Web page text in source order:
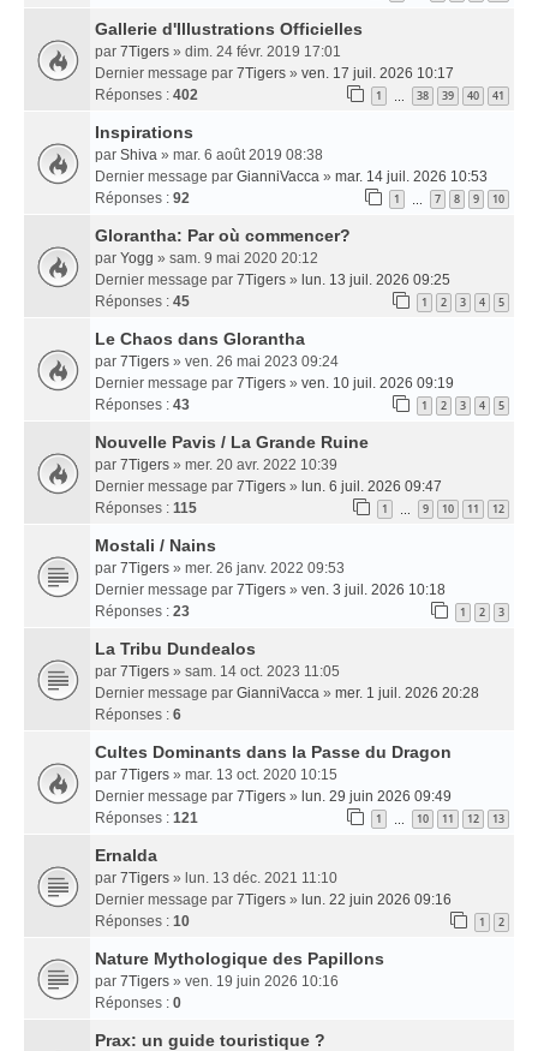
Gallerie d'Illustrations Officielles
par 7Tigers » dim. 24 févr. 2019 17:01
Dernier message par 7Tigers » ven. 17 juil. 2026 10:17
Réponses : 402 1 38 39 40 41
Inspirations
par Shiva » mar. 6 août 2019 08:38
Dernier message par GianniVacca » mar. 14 juil. 2026 10:53
Réponses : 92 1 7 8 9 10
Glorantha: Par où commencer?
par Yogg » sam. 9 mai 2020 20:12
Dernier message par 7Tigers » lun. 13 juil. 2026 09:25
Réponses : 45 1 2 3 4 5
Le Chaos dans Glorantha
par 7Tigers » ven. 26 mai 2023 09:24
Dernier message par 7Tigers » ven. 10 juil. 2026 09:19
Réponses : 43 1 2 3 4 5
Nouvelle Pavis / La Grande Ruine
par 7Tigers » mer. 20 avr. 2022 10:39
Dernier message par 7Tigers » lun. 6 juil. 2026 09:47
Réponses : 115 1 9 10 11 12
Mostali / Nains
par 7Tigers » mer. 26 janv. 2022 09:53
Dernier message par 7Tigers » ven. 3 juil. 2026 10:18
Réponses : 23 1 2 3
La Tribu Dundealos
par 7Tigers » sam. 14 oct. 2023 11:05
Dernier message par GianniVacca » mer. 1 juil. 2026 20:28
Réponses : 6
Cultes Dominants dans la Passe du Dragon
par 7Tigers » mar. 13 oct. 2020 10:15
Dernier message par 7Tigers » lun. 29 juin 2026 09:49
Réponses : 121 1 10 11 12 13
Ernalda
par 7Tigers » lun. 13 déc. 2021 11:10
Dernier message par 7Tigers » lun. 22 juin 2026 09:16
Réponses : 10 1 2
Nature Mythologique des Papillons
par 7Tigers » ven. 19 juin 2026 10:16
Réponses : 0
Prax: un guide touristique ?